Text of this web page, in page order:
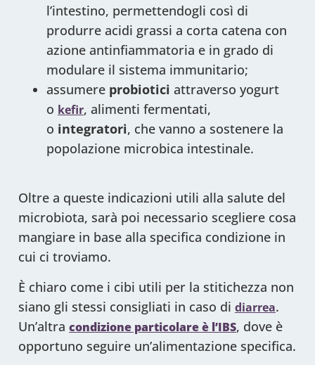
l’intestino, permettendogli così di
produrre acidi grassi a corta catena con
azione antinfiammatoria e in grado di
modulare il sistema immunitario;
assumere probiotici attraverso yogurt
o kefir, alimenti fermentati,
o integratori, che vanno a sostenere la
popolazione microbica intestinale.
Oltre a queste indicazioni utili alla salute del
microbiota, sarà poi necessario scegliere cosa
mangiare in base alla specifica condizione in
cui ci troviamo.
È chiaro come i cibi utili per la stitichezza non
siano gli stessi consigliati in caso di diarrea.
Un’altra condizione particolare è l’IBS, dove è
opportuno seguire un’alimentazione specifica.